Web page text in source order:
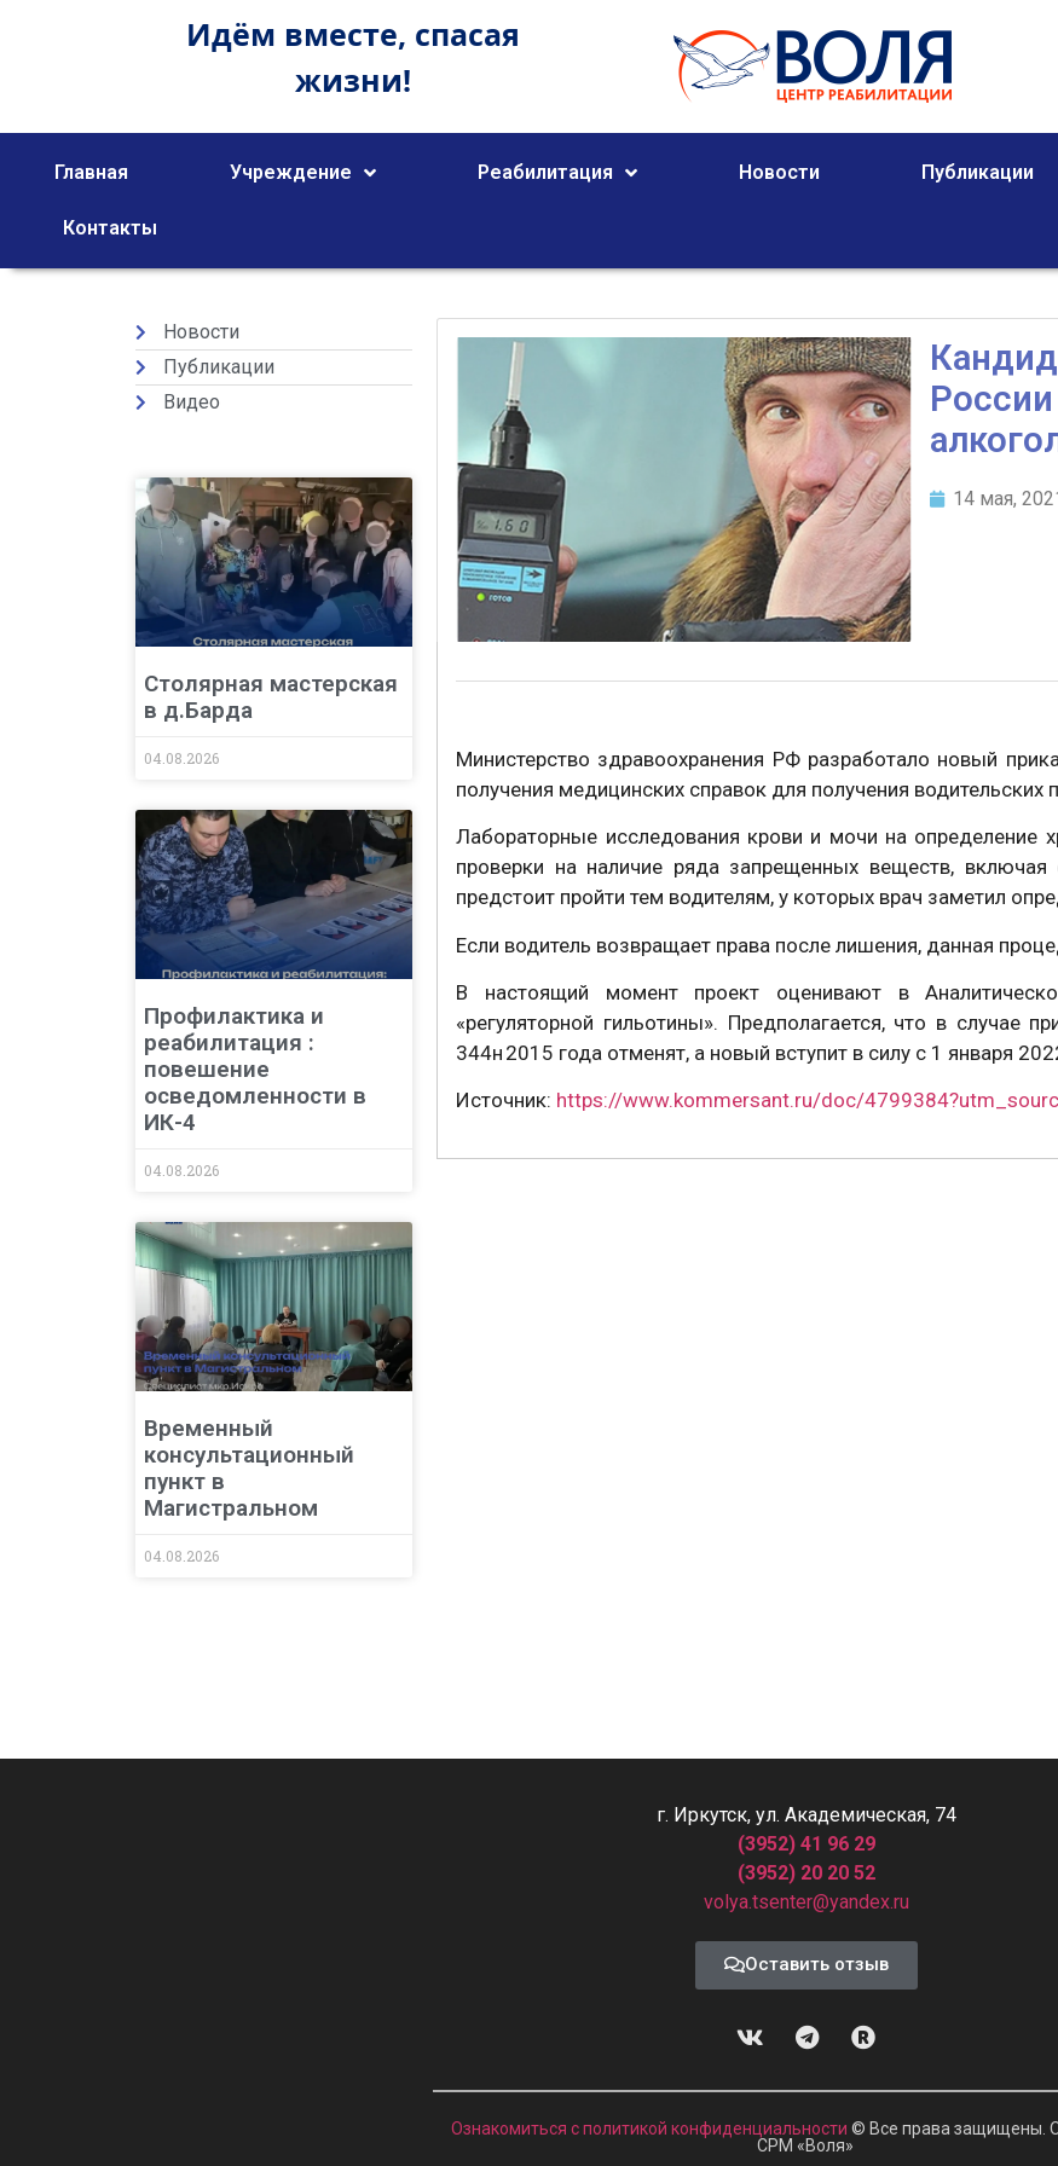
Идём вместе, спасая
жизни!
Главная Учреждение Реабилитация Новости Публикации
Контакты
Новости
Публикации
Видео
Столярная мастерская
в д.Барда
04.08.2026
Профилактика и
реабилитация :
повешение
осведомленности в
ИК-4
04.08.2026
Временный
консультационный
пункт в
Магистральном
04.08.2026
14 мая,
Министерство здравоохранения РФ разработало новый
получения медицинских справок для получения водительских
Лабораторные исследования крови и мочи на определение
проверки на наличие ряда запрещенных веществ, включая
предстоит пройти тем водителям, у которых врач заметил
Если водитель возвращает права после лишения, данная
В настоящий момент проект оценивают в
«регуляторной гильотины». Предполагается, что в случае
344н 2015 года отменят, а новый вступит в силу с 1 января
Источник: https://www.kommersant.ru/doc/
г. Иркутск, ул. Академическая, 74
(3952) 41 96 29
(3952) 20 20 52
volya.tsenter@yandex.ru
Оставить отзыв
Ознакомиться с политикой конфиденциальности© Все права защищены.
СРМ «Воля»